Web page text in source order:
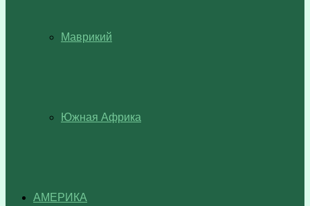
Маврикий
Южная Африка
АМЕРИКА